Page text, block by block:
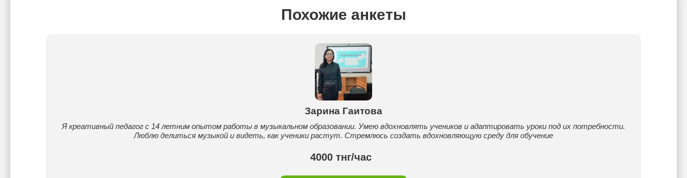
Похожие анкеты
Зарина Гаитова
Я креативный педагог с 14 летним опытом работы в музыкальном образовании. Умею вдохновлять учеников и адаптировать уроки под их потребности.
Люблю делиться музыкой и видеть, как ученики растут. Стремлюсь создать вдохновляющую среду для обучение
4000 тнг/час